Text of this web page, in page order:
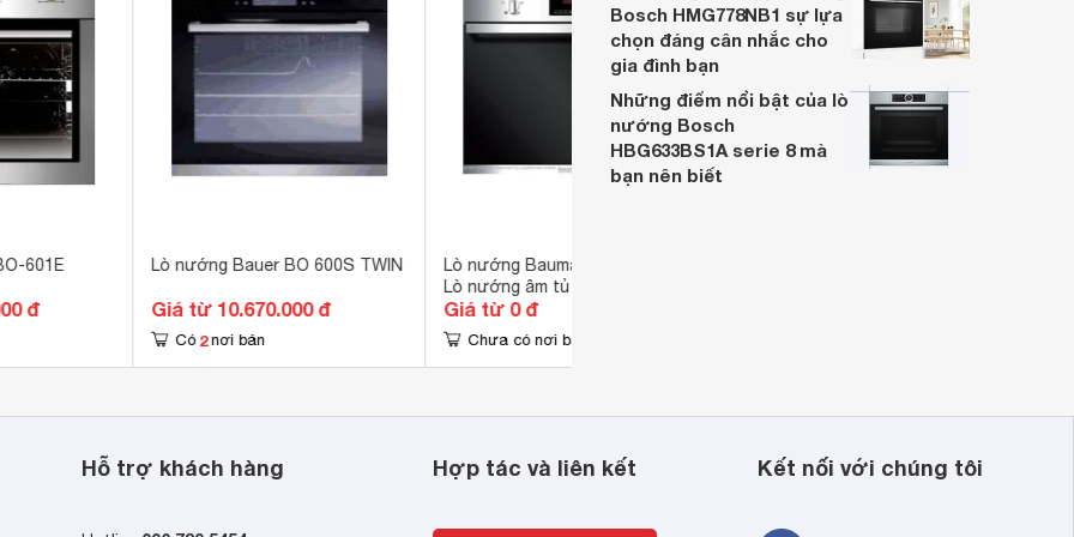
phần thân máy làm từ chất liệu Inox sáng bóng phối với mặt
bếp
thêm phần sang trọng và đẳng cấp. Thiết bị còn được
mất nhiều diện tích sử dụng.
601E
đ
Lò nướng Bauer BO 600S TWIN
Giá từ 10.670.000 đ
Có 2 nơi bán
Lò nướng Baumatic BO616SS -
Lò nướng âm tủ
Giá từ 0 đ
Chưa có nơi bán
Bosch HMG778NB1 sự lựa
chọn đáng cân nhắc cho
gia đình bạn
Những điểm nổi bật của lò
nướng Bosch
HBG633BS1A serie 8 mà
bạn nên biết
Hỗ trợ khách hàng Hợp tác và liên kết Kết nối với chúng tôi